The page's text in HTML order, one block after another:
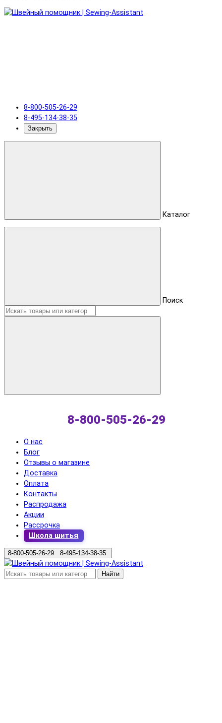
8-800-505-26-29
8-495-134-38-35
Закрыть
Каталог
Поиск
8-800-505-26-29
О нас
Блог
Отзывы о магазине
Доставка
Оплата
Контакты
Распродажа
Акции
Рассрочка
Школа шитья
8-800-505-26-29 8-495-134-38-35
Найти